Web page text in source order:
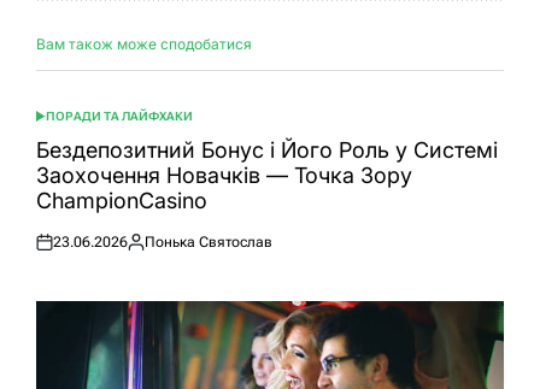
Вам також може сподобатися
ОПУБЛІКУВАТИ
У
ПОРАДИ ТА ЛАЙФХАКИ
Бездепозитний Бонус і Його Роль у Системі
Заохочення Новачків — Точка Зору
ChampionCasino
Оприлюднено
23.06.2026
Опубліковано
Понька Святослав